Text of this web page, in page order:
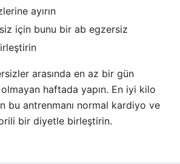
ayırın
için bunu bir ab egzersiz
arasında en az bir gün
olmayan haftada yapın. En iyi kilo
bu antrenmanı normal kardiyo ve
bir diyetle birleştirin.